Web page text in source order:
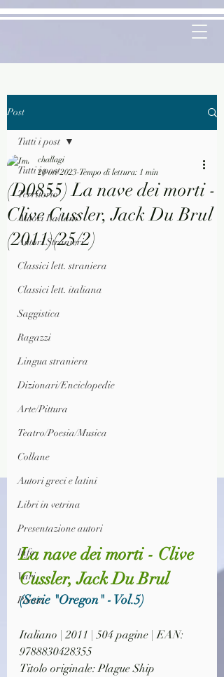
Post
Tutti i post
Territorio
Autori Italiani
Autori Stranieri
Classici lett. straniera
Classici lett. italiana
Saggistica
Ragazzi
Lingua straniera
Dizionari/Enciclopedie
Arte/Pittura
Teatro/Poesia/Musica
Collane
Autori greci e latini
Libri in vetrina
Presentazione autori
Info
Vari
Poesia
Tutti i post
(D0855) La nave dei morti -
Clive Cussler, Jack Du Brul
(2011)(25/2)
challagi
20 ott 2023 Tempo di lettura: 1 min
La nave dei morti - Clive
Cussler, Jack Du Brul
(Serie "Oregon" - Vol.5)
Italiano | 2011 | 504 pagine | EAN:
9788830428355
Titolo originale: Plague Ship